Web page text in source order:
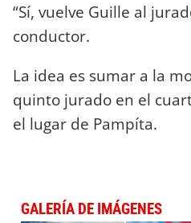
“Sí, vuelve Guille al
conductor.
La idea es sumar a la
quinto jurado en el
el lugar de Pampíta.
GALERÍA DE IMÁGENES